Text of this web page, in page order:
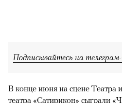
Подписывайтесь на
В конце июня на сцене Театра
театра «Сатирикон» сыграли